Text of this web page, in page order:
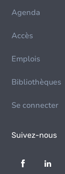
Agenda
Accès
Emplois
Bibliothèques
Se connecter
Suivez-nous